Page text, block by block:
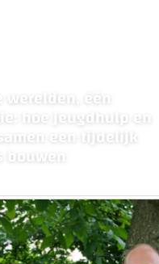
werelden, één
hoe jeugdhulp en
samen een tijdelijk
bouwen